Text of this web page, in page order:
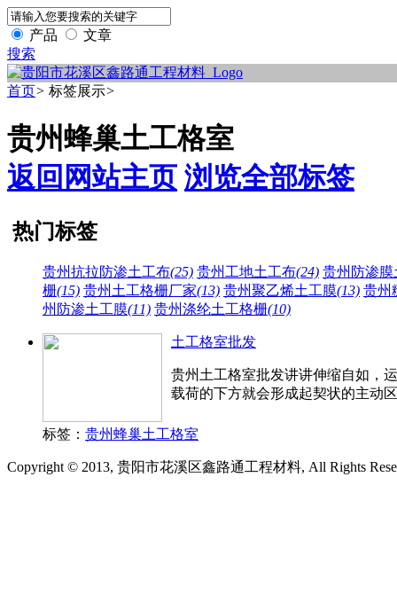
产品
文章
搜索
首页> 标签展示>
贵州蜂巢土工格室
返回网站主页 浏览全部标签
热门标签
贵州抗拉防渗土工布(25) 贵州工地土工布(24) 贵州防渗膜
栅(15) 贵州土工格栅厂家(13) 贵州聚乙烯土工膜(13) 贵州
州防渗土工膜(11) 贵州涤纶土工格栅(10)
土工格室批发
贵州土工格室批发讲讲​伸缩自如，
载荷的下方就会形成起契状的主动
标签： 贵州蜂巢土工格室
Copyright © 2013, 贵阳市花溪区鑫路通工程材料, All Rights